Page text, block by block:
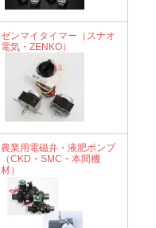
ゼンマイタイマー（スナオ
電気・ZENKO）
農業用電磁弁・液肥ポンプ
（CKD・SMC・本間機
材）